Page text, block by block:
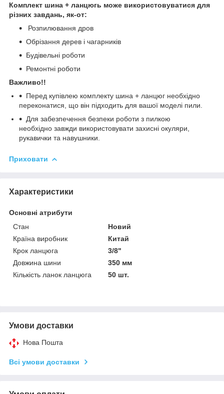
Комплект шина + ланцюгь може використовуватися для
різних завдань, як-от:
Розпилювання дров
Обрізання дерев і чагарників
Будівельні роботи
Ремонтні роботи
Важливо!!
Перед купівлею комплекту шина + ланцюг необхідно
переконатися, що він підходить для вашої моделі пили.
Для забезпечення безпеки роботи з пилкою
необхідно завжди використовувати захисні окуляри,
рукавички та навушники.
Приховати
Характеристики
Основні атрибути
Стан
Новий
Країна виробник
Китай
Крок ланцюга
3/8"
Довжина шини
350 мм
Кількість ланок ланцюга
50 шт.
Умови доставки
Нова Пошта
Всі умови доставки